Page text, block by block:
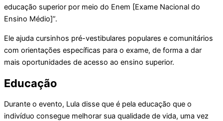
educação superior por meio do Enem [Exame Nacional do
Ensino Médio]”.
Ele ajuda cursinhos pré-vestibulares populares e comunitários
com orientações específicas para o exame, de forma a dar
mais oportunidades de acesso ao ensino superior.
Educação
Durante o evento, Lula disse que é pela educação que o
indivíduo consegue melhorar sua qualidade de vida, uma vez